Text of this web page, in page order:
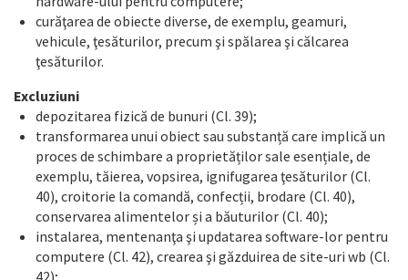
curăţarea de obiecte diverse, de exemplu, geamuri,
vehicule, ţesăturilor, precum şi spălarea şi călcarea
ţesăturilor.
Excluziuni
depozitarea fizică de bunuri (Cl. 39);
transformarea unui obiect sau substanță care implică un
proces de schimbare a proprietăților sale esențiale, de
exemplu, tăierea, vopsirea, ignifugarea ţesăturilor (Cl.
40), croitorie la comandă, confecții, brodare (Cl. 40),
conservarea alimentelor și a băuturilor (Cl. 40);
instalarea, mentenanţa şi updatarea software-lor pentru
computere (Cl. 42), crearea şi găzduirea de site-uri wb (Cl.